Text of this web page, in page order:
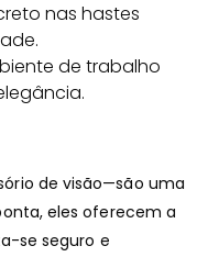
nas hastes
de trabalho
de visão—são uma
eles oferecem a
se seguro e